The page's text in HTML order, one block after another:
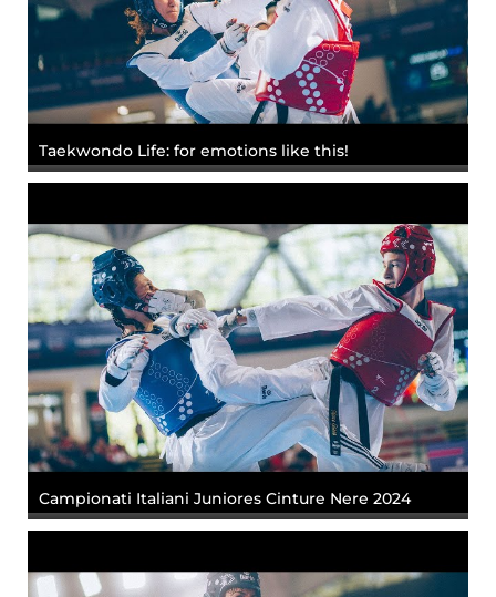
Taekwondo Life: for emotions like this!
Campionati Italiani Juniores Cinture Nere 2024